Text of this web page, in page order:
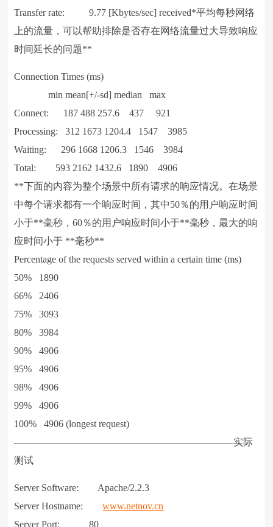
Transfer rate: 9.77 [Kbytes/sec] received*平均每秒网络
上的流量，可以帮助排除是否存在网络流量过大导致响应
时间延长的问题**
Connection Times (ms)
min mean[+/-sd] median max
Connect: 187 488 257.6 437 921
Processing: 312 1673 1204.4 1547 3985
Waiting: 296 1668 1206.3 1546 3984
Total: 593 2162 1432.6 1890 4906
**下面的内容为整个场景中所有请求的响应情况。在场景
中每个请求都有一个响应时间，其中50％的用户响应时间
小于**毫秒，60％的用户响应时间小于**毫秒，最大的响
应时间小于 **毫秒**
Percentage of the requests served within a certain time (ms)
50% 1890
66% 2406
75% 3093
80% 3984
90% 4906
95% 4906
98% 4906
99% 4906
100% 4906 (longest request)
——————————————————————–实际
测试
Server Software: Apache/2.2.3
Server Hostname:www.netnov.cn
Server Port: 80